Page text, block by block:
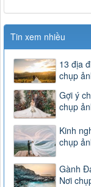
Tin xem nhiều
13 địa
chụp
Gợi ý
chụp
Kinh
chụp
Gành
Nơi